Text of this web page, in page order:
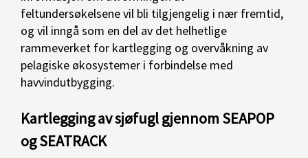
feltundersøkelsene vil bli tilgjengelig i nær fremtid,
og vil inngå som en del av det helhetlige
rammeverket for kartlegging og overvåkning av
pelagiske økosystemer i forbindelse med
havvindutbygging.
Kartlegging av sjøfugl gjennom SEAPOP
og SEATRACK